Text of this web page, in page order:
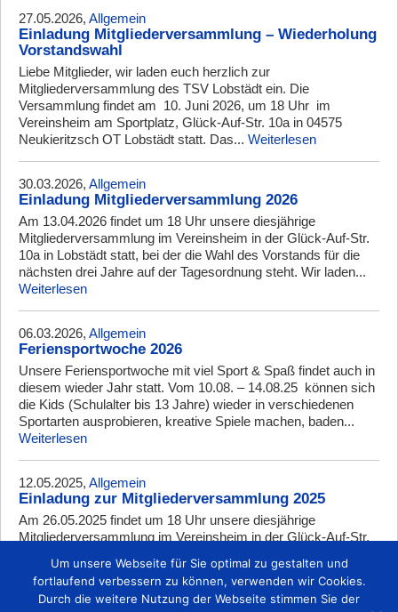
27.05.2026, Allgemein
Einladung Mitgliederversammlung – Wiederholung
Vorstandswahl
Liebe Mitglieder, wir laden euch herzlich zur
Mitgliederversammlung des TSV Lobstädt ein. Die
Versammlung findet am 10. Juni 2026, um 18 Uhr im
Vereinsheim am Sportplatz, Glück-Auf-Str. 10a in 04575
Neukieritzsch OT Lobstädt statt. Das... Weiterlesen
30.03.2026, Allgemein
Einladung Mitgliederversammlung 2026
Am 13.04.2026 findet um 18 Uhr unsere diesjährige
Mitgliederversammlung im Vereinsheim in der Glück-Auf-Str.
10a in Lobstädt statt, bei der die Wahl des Vorstands für die
nächsten drei Jahre auf der Tagesordnung steht. Wir laden...
Weiterlesen
06.03.2026, Allgemein
Feriensportwoche 2026
Unsere Feriensportwoche mit viel Sport & Spaß findet auch in
diesem wieder Jahr statt. Vom 10.08. – 14.08.25 können sich
die Kids (Schulalter bis 13 Jahre) wieder in verschiedenen
Sportarten ausprobieren, kreative Spiele machen, baden...
Weiterlesen
12.05.2025, Allgemein
Einladung zur Mitgliederversammlung 2025
Am 26.05.2025 findet um 18 Uhr unsere diesjährige
Mitgliederversammlung im Vereinsheim in der Glück-Auf-Str.
hoffen auf eine zahlreiche Teilnahme. Für das leibliche Wohl
wird...Weiterlesen
Um unsere Webseite für Sie optimal zu gestalten und
fortlaufend verbessern zu können, verwenden wir Cookies.
Durch die weitere Nutzung der Webseite stimmen Sie der